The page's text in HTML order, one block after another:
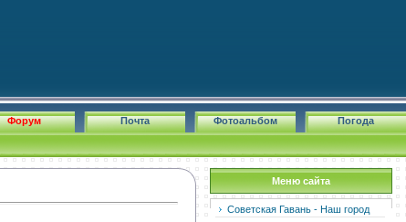
Погода
Фотоальбом
Почта
Форум
Меню сайта
Советская Гавань - Наш город